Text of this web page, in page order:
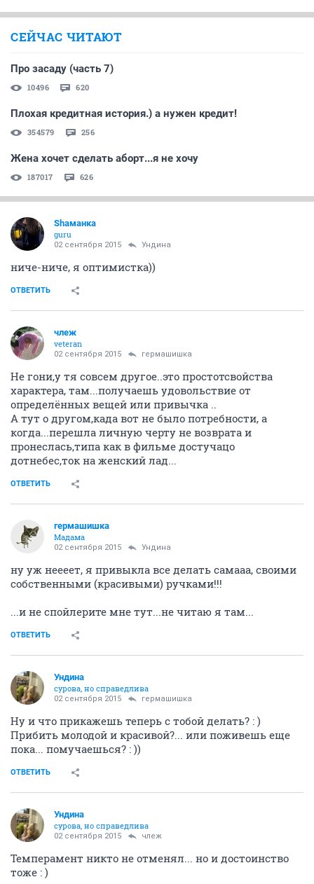
СЕЙЧАС ЧИТАЮТ
Про засаду (часть 7)
10496 620
Плохая кредитная история.) а нужен кредит!
354579 256
Жена хочет сделать аборт...я не хочу
187017 626
Shаманка
guru
02 сентября 2015 Ундинa
ниче-ниче, я оптимистка))
ОТВЕТИТЬ
члеж
veteran
02 сентября 2015 гермашишка
Не гони,у тя совсем другое..это простотсвойства
характера, там...получаешь удовольствие от
определённых вещей или привычка ..
А тут о другом,када вот не было потребности, а
когда...перешла личную черту не возврата и
пронеслась,типа как в фильме достучацо
дотнебес,ток на женский лад...
ОТВЕТИТЬ
гермашишка
Мадама
02 сентября 2015 Ундинa
ну уж неееет, я привыкла все делать самааа, своими
собственными (красивыми) ручками!!!
...и не спойлерите мне тут...не читаю я там...
ОТВЕТИТЬ
Ундинa
сурова, но справедлива
02 сентября 2015 гермашишка
Ну и что прикажешь теперь с тобой делать? : )
Прибить молодой и красивой?... или поживешь еще
пока... помучаешься? : ))
ОТВЕТИТЬ
Ундинa
сурова, но справедлива
02 сентября 2015 члеж
Темперамент никто не отменял... но и достоинство
тоже : )